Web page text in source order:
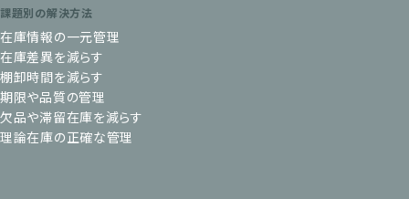
課題別の解決方法
在庫情報の一元管理
在庫差異を減らす
棚卸時間を減らす
期限や品質の管理
欠品や滞留在庫を減らす
理論在庫の正確な管理